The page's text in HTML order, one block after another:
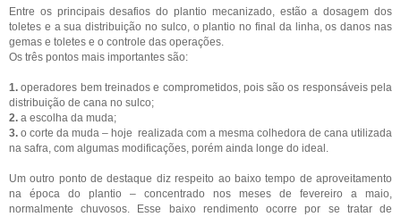
Entre os principais desafios do plantio mecanizado, estão a dosagem dos
toletes e a sua distribuição no sulco, o plantio no final da linha, os danos nas
gemas e toletes e o controle das operações.
Os três pontos mais importantes são:
1. operadores bem treinados e comprometidos, pois são os responsáveis pela
distribuição de cana no sulco;
2. a escolha da muda;
3. o corte da muda – hoje realizada com a mesma colhedora de cana utilizada
na safra, com algumas modificações, porém ainda longe do ideal.
Um outro ponto de destaque diz respeito ao baixo tempo de aproveitamento
na época do plantio – concentrado nos meses de fevereiro a maio,
normalmente chuvosos. Esse baixo rendimento ocorre por se tratar de